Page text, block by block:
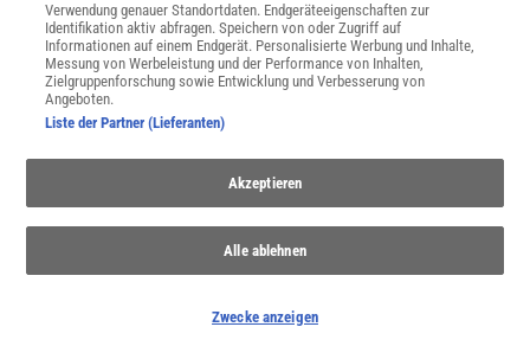
mit Ihren personenbezogenen Daten finden Sie in unsererDatenschutzerklärung
SERVICES
Kontakt
Im Handel kaufen
Verwendung genauer Standortdaten. Endgeräteeigenschaften zur
Identifikation aktiv abfragen. Speichern von oder Zugriff auf
Informationen auf einem Endgerät. Personalisierte Werbung und Inhalte,
Messung von Werbeleistung und der Performance von Inhalten,
Zielgruppenforschung sowie Entwicklung und Verbesserung von
Angeboten.
Liste der Partner (Lieferanten)
Akzeptieren
Alle ablehnen
Zwecke anzeigen